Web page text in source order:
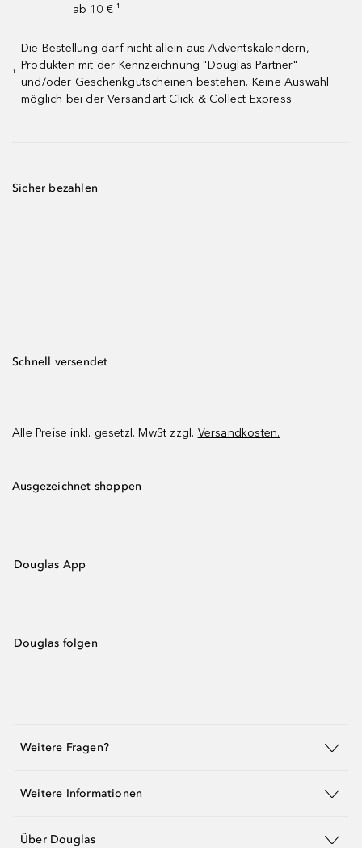
ab 10 € ¹
¹
Die Bestellung darf nicht allein aus Adventskalendern,
Produkten mit der Kennzeichnung "Douglas Partner"
und/oder Geschenkgutscheinen bestehen. Keine Auswahl
möglich bei der Versandart Click & Collect Express
Sicher bezahlen
Schnell versendet
Alle Preise inkl. gesetzl. MwSt zzgl. Versandkosten.
Ausgezeichnet shoppen
Douglas App
Douglas folgen
Weitere Fragen?
Weitere Informationen
Über Douglas